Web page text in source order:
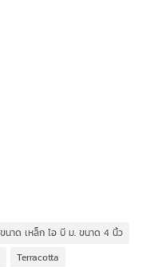
นาด เหล็ก ไอ บี ม. ขนาด 4 นิ้ว
Terracotta